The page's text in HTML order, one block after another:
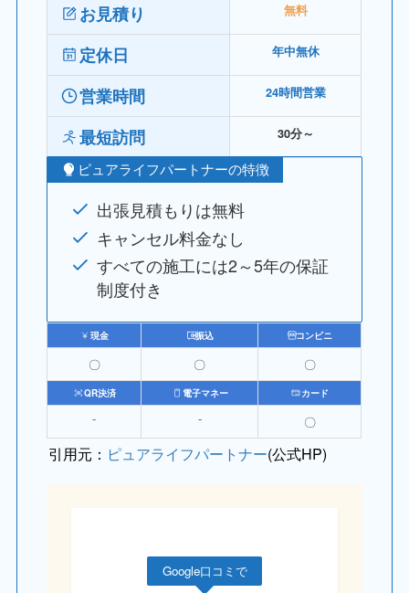
お見積り 無料
定休日 年中無休
営業時間 24時間営業
最短訪問 30分～
ピュアライフパートナーの特徴
出張見積もりは無料
キャンセル料金なし
すべての施工には2～5年の保証
制度付き
現金 振込 コンビニ
〇 〇 〇
QR決済 電子マネー カード
⁻ ⁻ 〇
引用元： ピュアライフパートナー(公式HP)
Google口コミで